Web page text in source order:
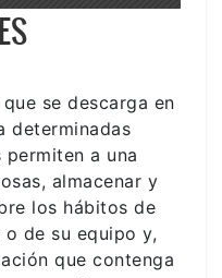
se descarga en
determinadas
a una
almacenar y
los hábitos de
de su equipo y,
que contenga